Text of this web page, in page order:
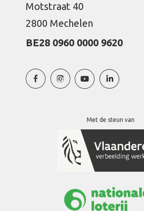
Motstraat 40
2800 Mechelen
BE28 0960 0000 9620
Met de steun van